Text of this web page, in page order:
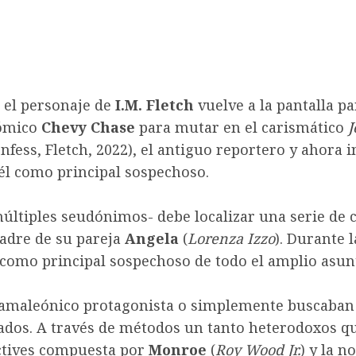
el personaje deI.M. Fletchvuelve a la pantalla
Chevy Chasepara mutar en el carismático
Fletch, 2022), el antiguo reportero y ahora
como principal sospechoso.
seudónimos- debe localizar una serie de
de su pareja Angela (Lorenza Izzo). Durante
principal sospechoso de todo el amplio
protagonista o simplemente
A través de métodos un tanto heterodoxos
compuesta por Monroe (Roy Wood Jr.) y la